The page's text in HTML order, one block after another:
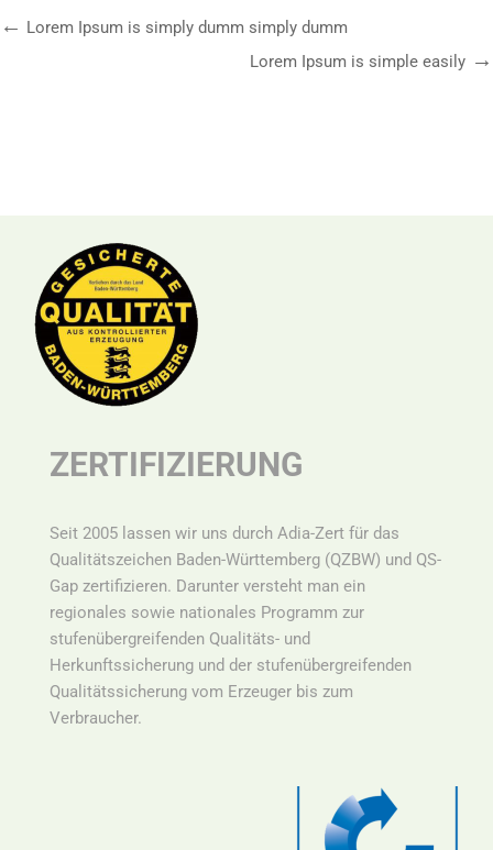
Lorem Ipsum is simply dumm simply dumm
Lorem Ipsum is simple easily
ZERTIFIZIERUNG
Seit 2005 lassen wir uns durch Adia-Zert für das
Qualitätszeichen Baden-Württemberg (QZBW) und QS-
Gap zertifizieren. Darunter versteht man ein
regionales sowie nationales Programm zur
stufenübergreifenden Qualitäts- und
Herkunftssicherung und der stufenübergreifenden
Qualitätssicherung vom Erzeuger bis zum
Verbraucher.